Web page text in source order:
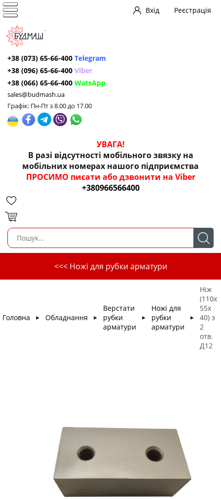
Вхід Реєстрація
+38 (073) 65-66-400 Telegram
+38 (096) 65-66-400 Viber
+38 (066) 65-66-400 WatsApp
sales@budmash.ua
Графік: Пн-Пт з 8.00 до 17.00
УВАГА!
В разі відсутності мобільного звязку на
мобільних номерах нашого підприємства
ПРОСИМО писати або дзвонити на Viber
+380966566400
<<< Ножі для рубки арматури
Головна ► Обладнання ►
Верстати
рубки
арматури
►
Ножі для
рубки
арматури
►
Ніж
(110х
55х
40) з
2
отв.
Д12